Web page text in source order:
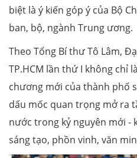
biệt là ý kiến góp ý của Bộ
ban, bộ, ngành Trung ương.
Theo Tổng Bí thư Tô Lâm,
TP.HCM lần thứ I không chỉ
chương mới của thành phố
dấu mốc quan trọng mở ra
nước trong kỷ nguyên mới -
sáng tạo, phồn vinh, văn